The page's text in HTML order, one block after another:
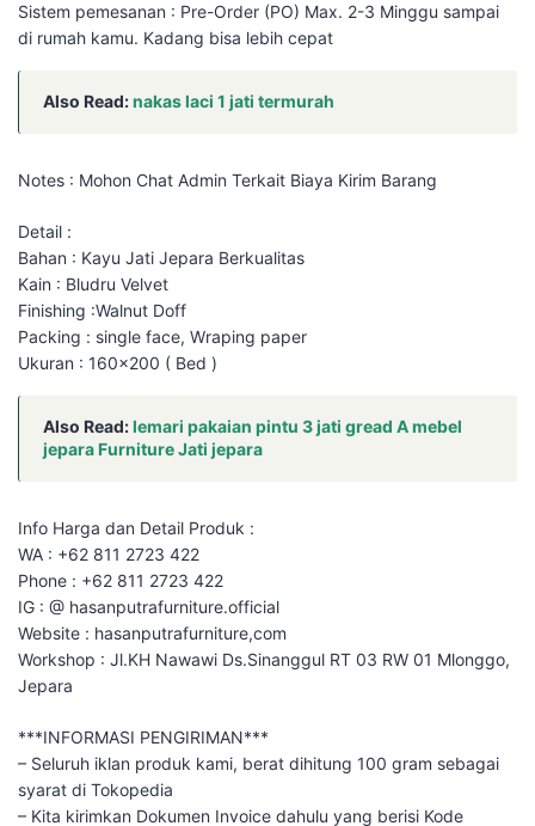
Sistem pemesanan : Pre-Order (PO) Max. 2-3 Minggu sampai
di rumah kamu. Kadang bisa lebih cepat
Also Read:nakas laci 1 jati termurah
Notes : Mohon Chat Admin Terkait Biaya Kirim Barang
Detail :
Bahan : Kayu Jati Jepara Berkualitas
Kain : Bludru Velvet
Finishing :Walnut Doff
Packing : single face, Wraping paper
Ukuran : 160×200 ( Bed )
Also Read:lemari pakaian pintu 3 jati gread A mebel
jepara Furniture Jati jepara
Info Harga dan Detail Produk :
WA : +62 811 2723 422
Phone : +62 811 2723 422
IG : @ hasanputrafurniture.official
Website : hasanputrafurniture,com
Workshop : Jl.KH Nawawi Ds.Sinanggul RT 03 RW 01 Mlonggo,
Jepara
***INFORMASI PENGIRIMAN***
– Seluruh iklan produk kami, berat dihitung 100 gram sebagai
syarat di Tokopedia
– Kita kirimkan Dokumen Invoice dahulu yang berisi Kode